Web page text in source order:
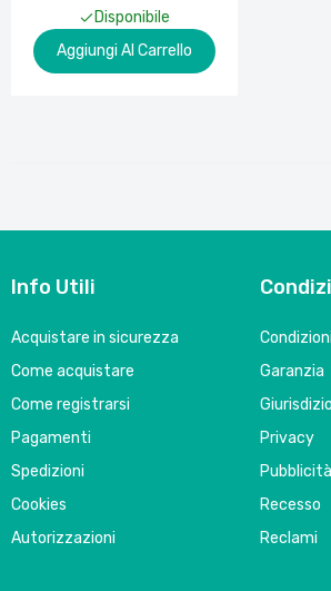
Disponibile
Aggiungi Al Carrello
Info Utili
Acquistare in sicurezza
Come acquistare
Come registrarsi
Pagamenti
Spedizioni
Cookies
Autorizzazioni
Garanzia
Privacy
Pubblicità
Recesso
Reclami